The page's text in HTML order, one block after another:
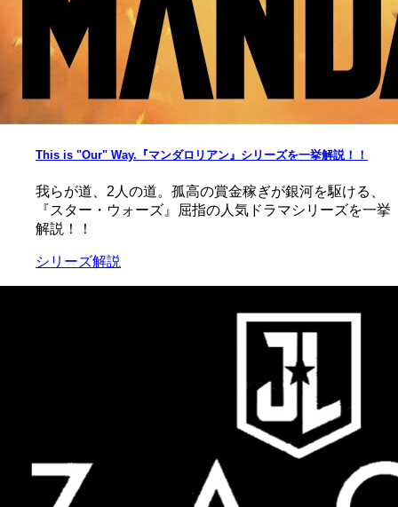
This is "Our" Way.『マンダロリアン』シリーズを一挙解説！！
我らが道、2人の道。孤高の賞金稼ぎが銀河を駆ける、
『スター・ウォーズ』屈指の人気ドラマシリーズを一挙
解説！！
シリーズ解説